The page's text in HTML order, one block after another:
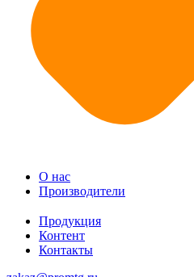
О нас
Производители
Продукция
Контент
Контакты